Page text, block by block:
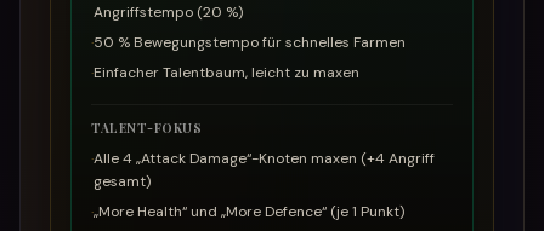
Angriffstempo (20 %)
·50 % Bewegungstempo für schnelles Farmen
·Einfacher Talentbaum, leicht zu maxen
TALENT-FOKUS
·Alle 4 „Attack Damage“-Knoten maxen (+4 Angriff
gesamt)
·„More Health“ und „More Defence“ (je 1 Punkt)